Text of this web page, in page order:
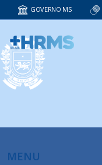
GOVERNO MS
MENU